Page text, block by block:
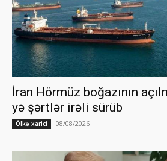
İran Hörmüz boğazının
yə şərtlər irəli sürüb
Ölkə xarici 08/08/2026